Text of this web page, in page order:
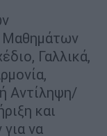
Μαθημάτων
Γαλλικά,
Αντίληψη/
και
να